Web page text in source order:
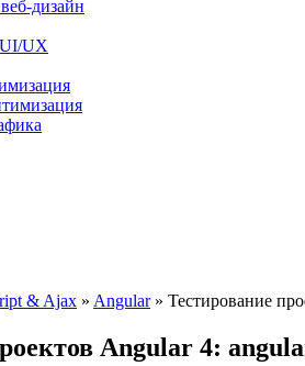
дизайн
UX
& Ajax » Angular» Тестирование
Angular 4: